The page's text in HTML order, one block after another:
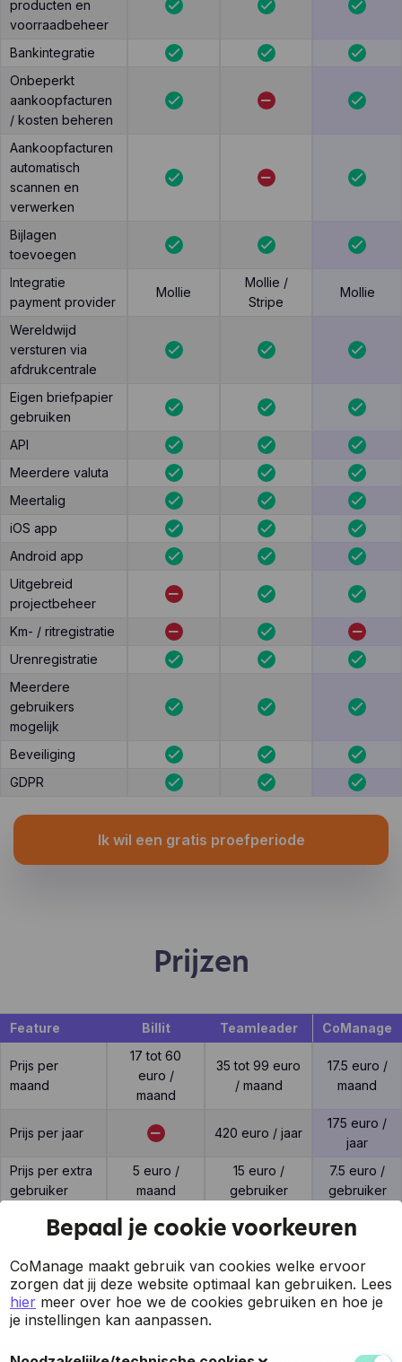
producten en
voorraadbeheer
Bankintegratie
Onbeperkt
aankoopfacturen
/ kosten beheren
Aankoopfacturen
automatisch
scannen en
verwerken
Bijlagen
toevoegen
Integratie
payment provider
Mollie
Mollie /
Stripe
Mollie
Wereldwijd
versturen via
afdrukcentrale
Eigen briefpapier
gebruiken
API
Meerdere valuta
Meertalig
iOS app
Android app
Uitgebreid
projectbeheer
Km- / ritregistratie
Urenregistratie
Meerdere
gebruikers
mogelijk
Beveiliging
GDPR
Ik wil een gratis proefperiode
Prijzen
Feature Billit Teamleader CoManage
Prijs per
maand
17 tot 60
euro /
maand
35 tot 99 euro
/ maand
17.5 euro /
maand
Prijs per jaar 420 euro / jaar
175 euro /
jaar
Prijs per extra
gebruiker
5 euro /
maand
15 euro /
gebruiker
7.5 euro /
gebruiker
Support
Feature Billit Teamleader CoManage
Bepaal je cookie voorkeuren
CoManage maakt gebruik van cookies welke ervoor
zorgen dat jij deze website optimaal kan gebruiken. Lees
hier meer over hoe we de cookies gebruiken en hoe je
je instellingen kan aanpassen.